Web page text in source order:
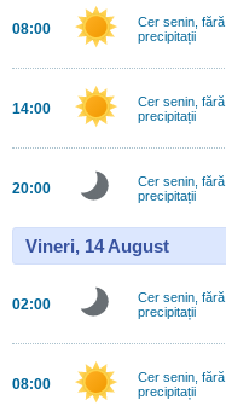
08:00
Cer senin, fără
precipitații
14:00
Cer senin, fără
precipitații
20:00
Cer senin, fără
precipitații
Vineri, 14 August
02:00
Cer senin, fără
precipitații
08:00
Cer senin, fără
precipitații